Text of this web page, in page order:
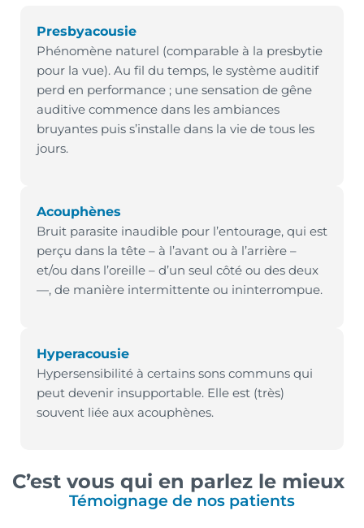
Presbyacousie
Phénomène naturel (comparable à la presbytie
pour la vue). Au fil du temps, le système auditif
perd en performance ; une sensation de gêne
auditive commence dans les ambiances
bruyantes puis s’installe dans la vie de tous les
jours.
Acouphènes
Bruit parasite inaudible pour l’entourage, qui est
perçu dans la tête – à l’avant ou à l’arrière –
et/ou dans l’oreille – d’un seul côté ou des deux
—, de manière intermittente ou ininterrompue.
Hyperacousie
Hypersensibilité à certains sons communs qui
peut devenir insupportable. Elle est (très)
souvent liée aux acouphènes.
C’est vous qui en parlez le mieux
Témoignage de nos patients